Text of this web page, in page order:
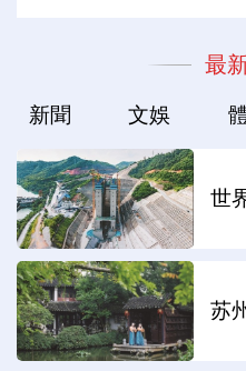
最
新聞 文娛
世
苏